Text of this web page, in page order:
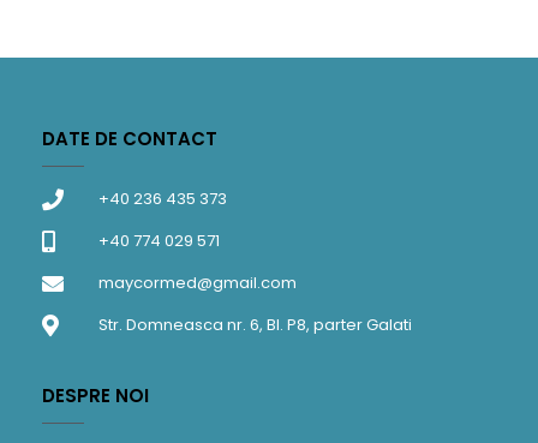
DATE DE CONTACT
+40 236 435 373
+40 774 029 571
maycormed@gmail.com
Str. Domneasca nr. 6, Bl. P8, parter Galati
DESPRE NOI